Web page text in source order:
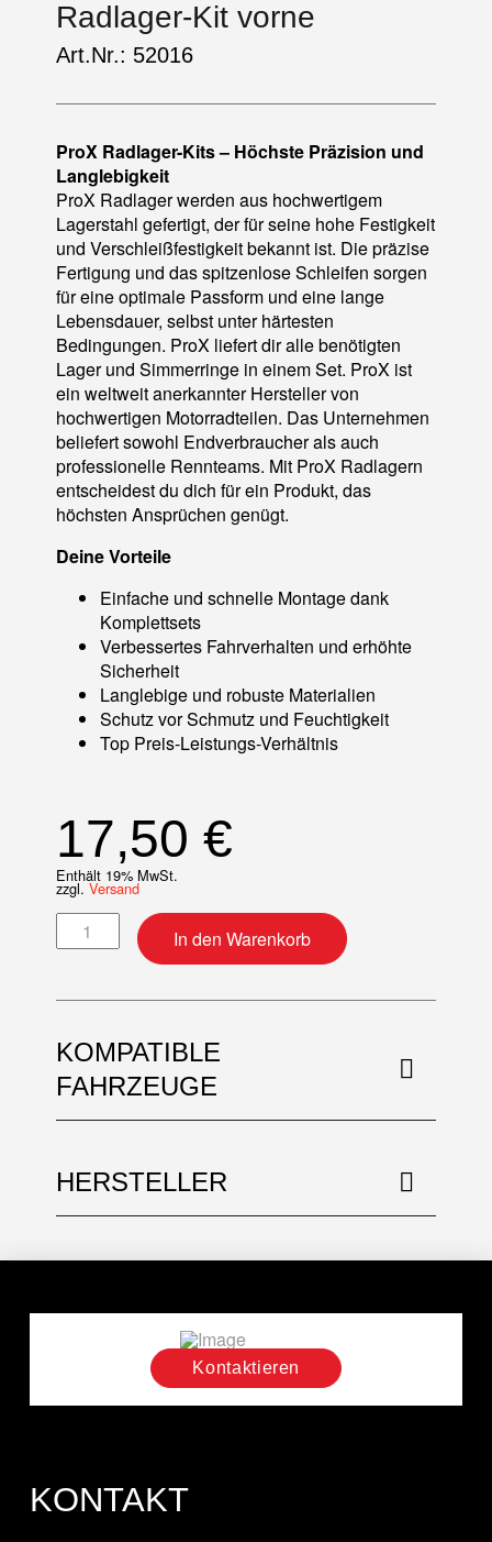
Radlager-Kit vorne
Art.Nr.: 52016
ProX Radlager-Kits – Höchste Präzision und
Langlebigkeit
ProX Radlager werden aus hochwertigem
Lagerstahl gefertigt, der für seine hohe Festigkeit
und Verschleißfestigkeit bekannt ist. Die präzise
Fertigung und das spitzenlose Schleifen sorgen
für eine optimale Passform und eine lange
Lebensdauer, selbst unter härtesten
Bedingungen. ProX liefert dir alle benötigten
Lager und Simmerringe in einem Set. ProX ist
ein weltweit anerkannter Hersteller von
hochwertigen Motorradteilen. Das Unternehmen
beliefert sowohl Endverbraucher als auch
professionelle Rennteams. Mit ProX Radlagern
entscheidest du dich für ein Produkt, das
höchsten Ansprüchen genügt.
Deine Vorteile
Einfache und schnelle Montage dank
Komplettsets
Verbessertes Fahrverhalten und erhöhte
Sicherheit
Langlebige und robuste Materialien
Schutz vor Schmutz und Feuchtigkeit
Top Preis-Leistungs-Verhältnis
17,50 €
Enthält 19% MwSt.
zzgl. Versand
Radlager-Kit vorne Menge
In den Warenkorb
KOMPATIBLE
FAHRZEUGE
HERSTELLER
Kontaktieren
KONTAKT